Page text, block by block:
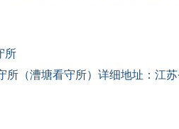
所
所（漕塘看守所）详细地址：江